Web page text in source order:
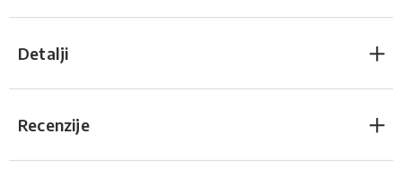
Detalji
Recenzije